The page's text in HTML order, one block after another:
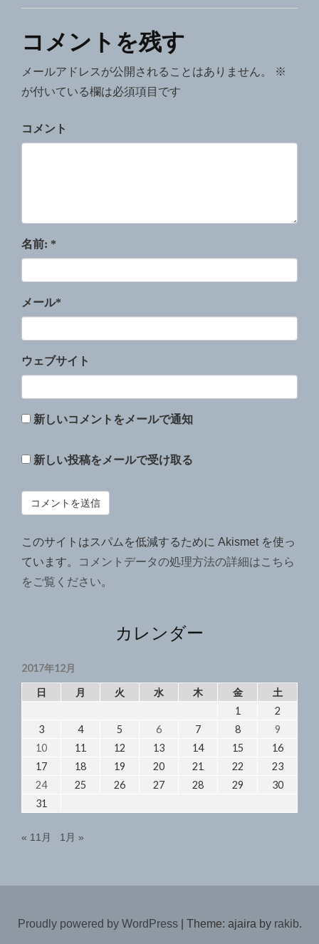
コメントを残す
メールアドレスが公開されることはありません。
※
が付いている欄は必須項目です
コメント
名前: *
メール*
ウェブサイト
新しいコメントをメールで通知
新しい投稿をメールで受け取る
このサイトはスパムを低減するために Akismet を使っ
ています。
コメントデータの処理方法の詳細はこちら
をご覧ください。
カレンダー
2017年12月
日
月 火 水 木 金
土
1
2
3
4 5 6 7 8
9
10
11 12 13 14 15
16
17
18 19 20 21 22
23
24
25 26 27 28 29
30
31
« 11月 1月 »
Proudly powered by WordPress Theme: ajaira by rakib.